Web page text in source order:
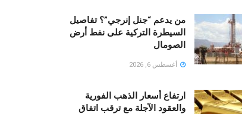
من يدعم “جنل إنرجي”؟ تفاصيل
السيطرة التركية على نفط أرض
الصومال
أغسطس 6, 2026
ارتفاع أسعار الذهب الفورية
والعقود الآجلة مع ترقب اتفاق